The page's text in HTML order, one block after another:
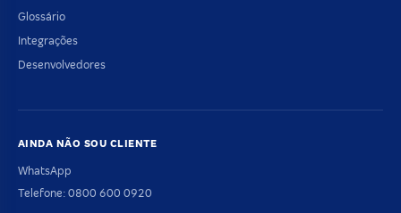
Glossário
Integrações
Desenvolvedores
AINDA NÃO SOU CLIENTE
WhatsApp
Telefone: 0800 600 0920